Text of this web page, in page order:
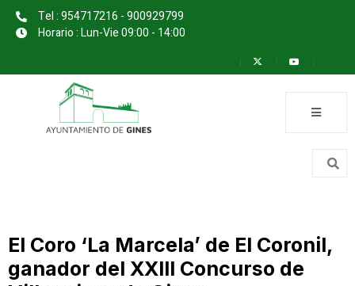
Tel : 954717216 - 900929799
Horario : Lun-Vie 09:00 - 14:00
El Coro ‘La Marcela’ de El Coronil,
ganador del XXIII Concurso de